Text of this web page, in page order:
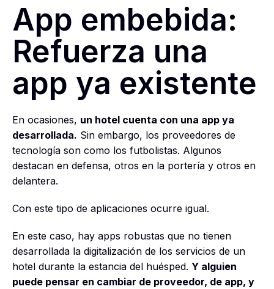
App embebida:
Refuerza una
app ya existente
En ocasiones, un hotel cuenta con una app ya
desarrollada. Sin embargo, los proveedores de
tecnología son como los futbolistas. Algunos
destacan en defensa, otros en la portería y otros en
delantera.
Con este tipo de aplicaciones ocurre igual.
En este caso, hay apps robustas que no tienen
desarrollada la digitalización de los servicios de un
hotel durante la estancia del huésped. Y alguien
puede pensar en cambiar de proveedor, de app, y